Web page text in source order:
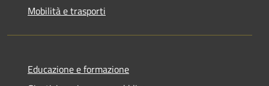
Mobilità e trasporti
Educazione e formazione